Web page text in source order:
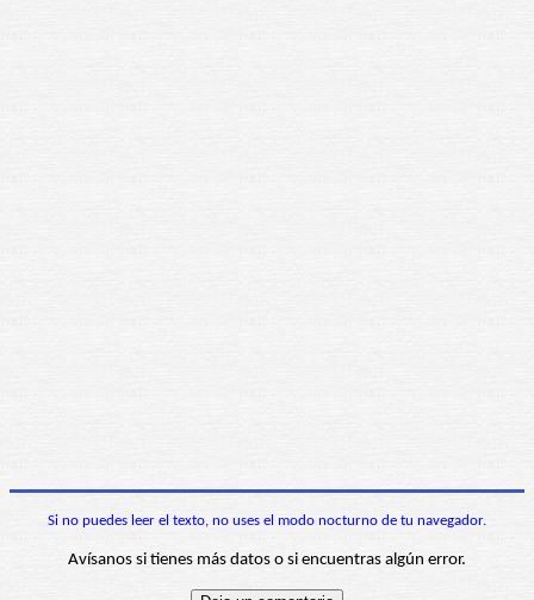
Si no puedes leer el texto, no uses el modo nocturno de tu navegador.
Avísanos si tienes más datos o si encuentras algún error.